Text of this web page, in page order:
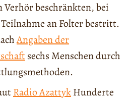
beschränkten, bei
an Folter bestritt.
Angaben der
sechs Menschen durch
Radio AzattykHunderte